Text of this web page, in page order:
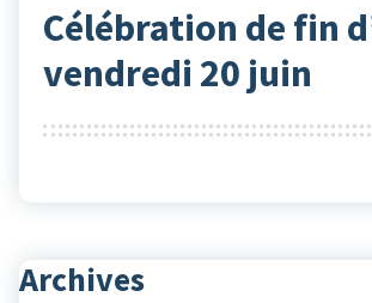
Célébration de fin
vendredi 20 juin
Archives